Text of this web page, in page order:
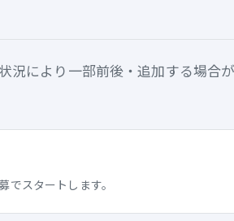
況により一部前後・追加する場合
でスタートします。